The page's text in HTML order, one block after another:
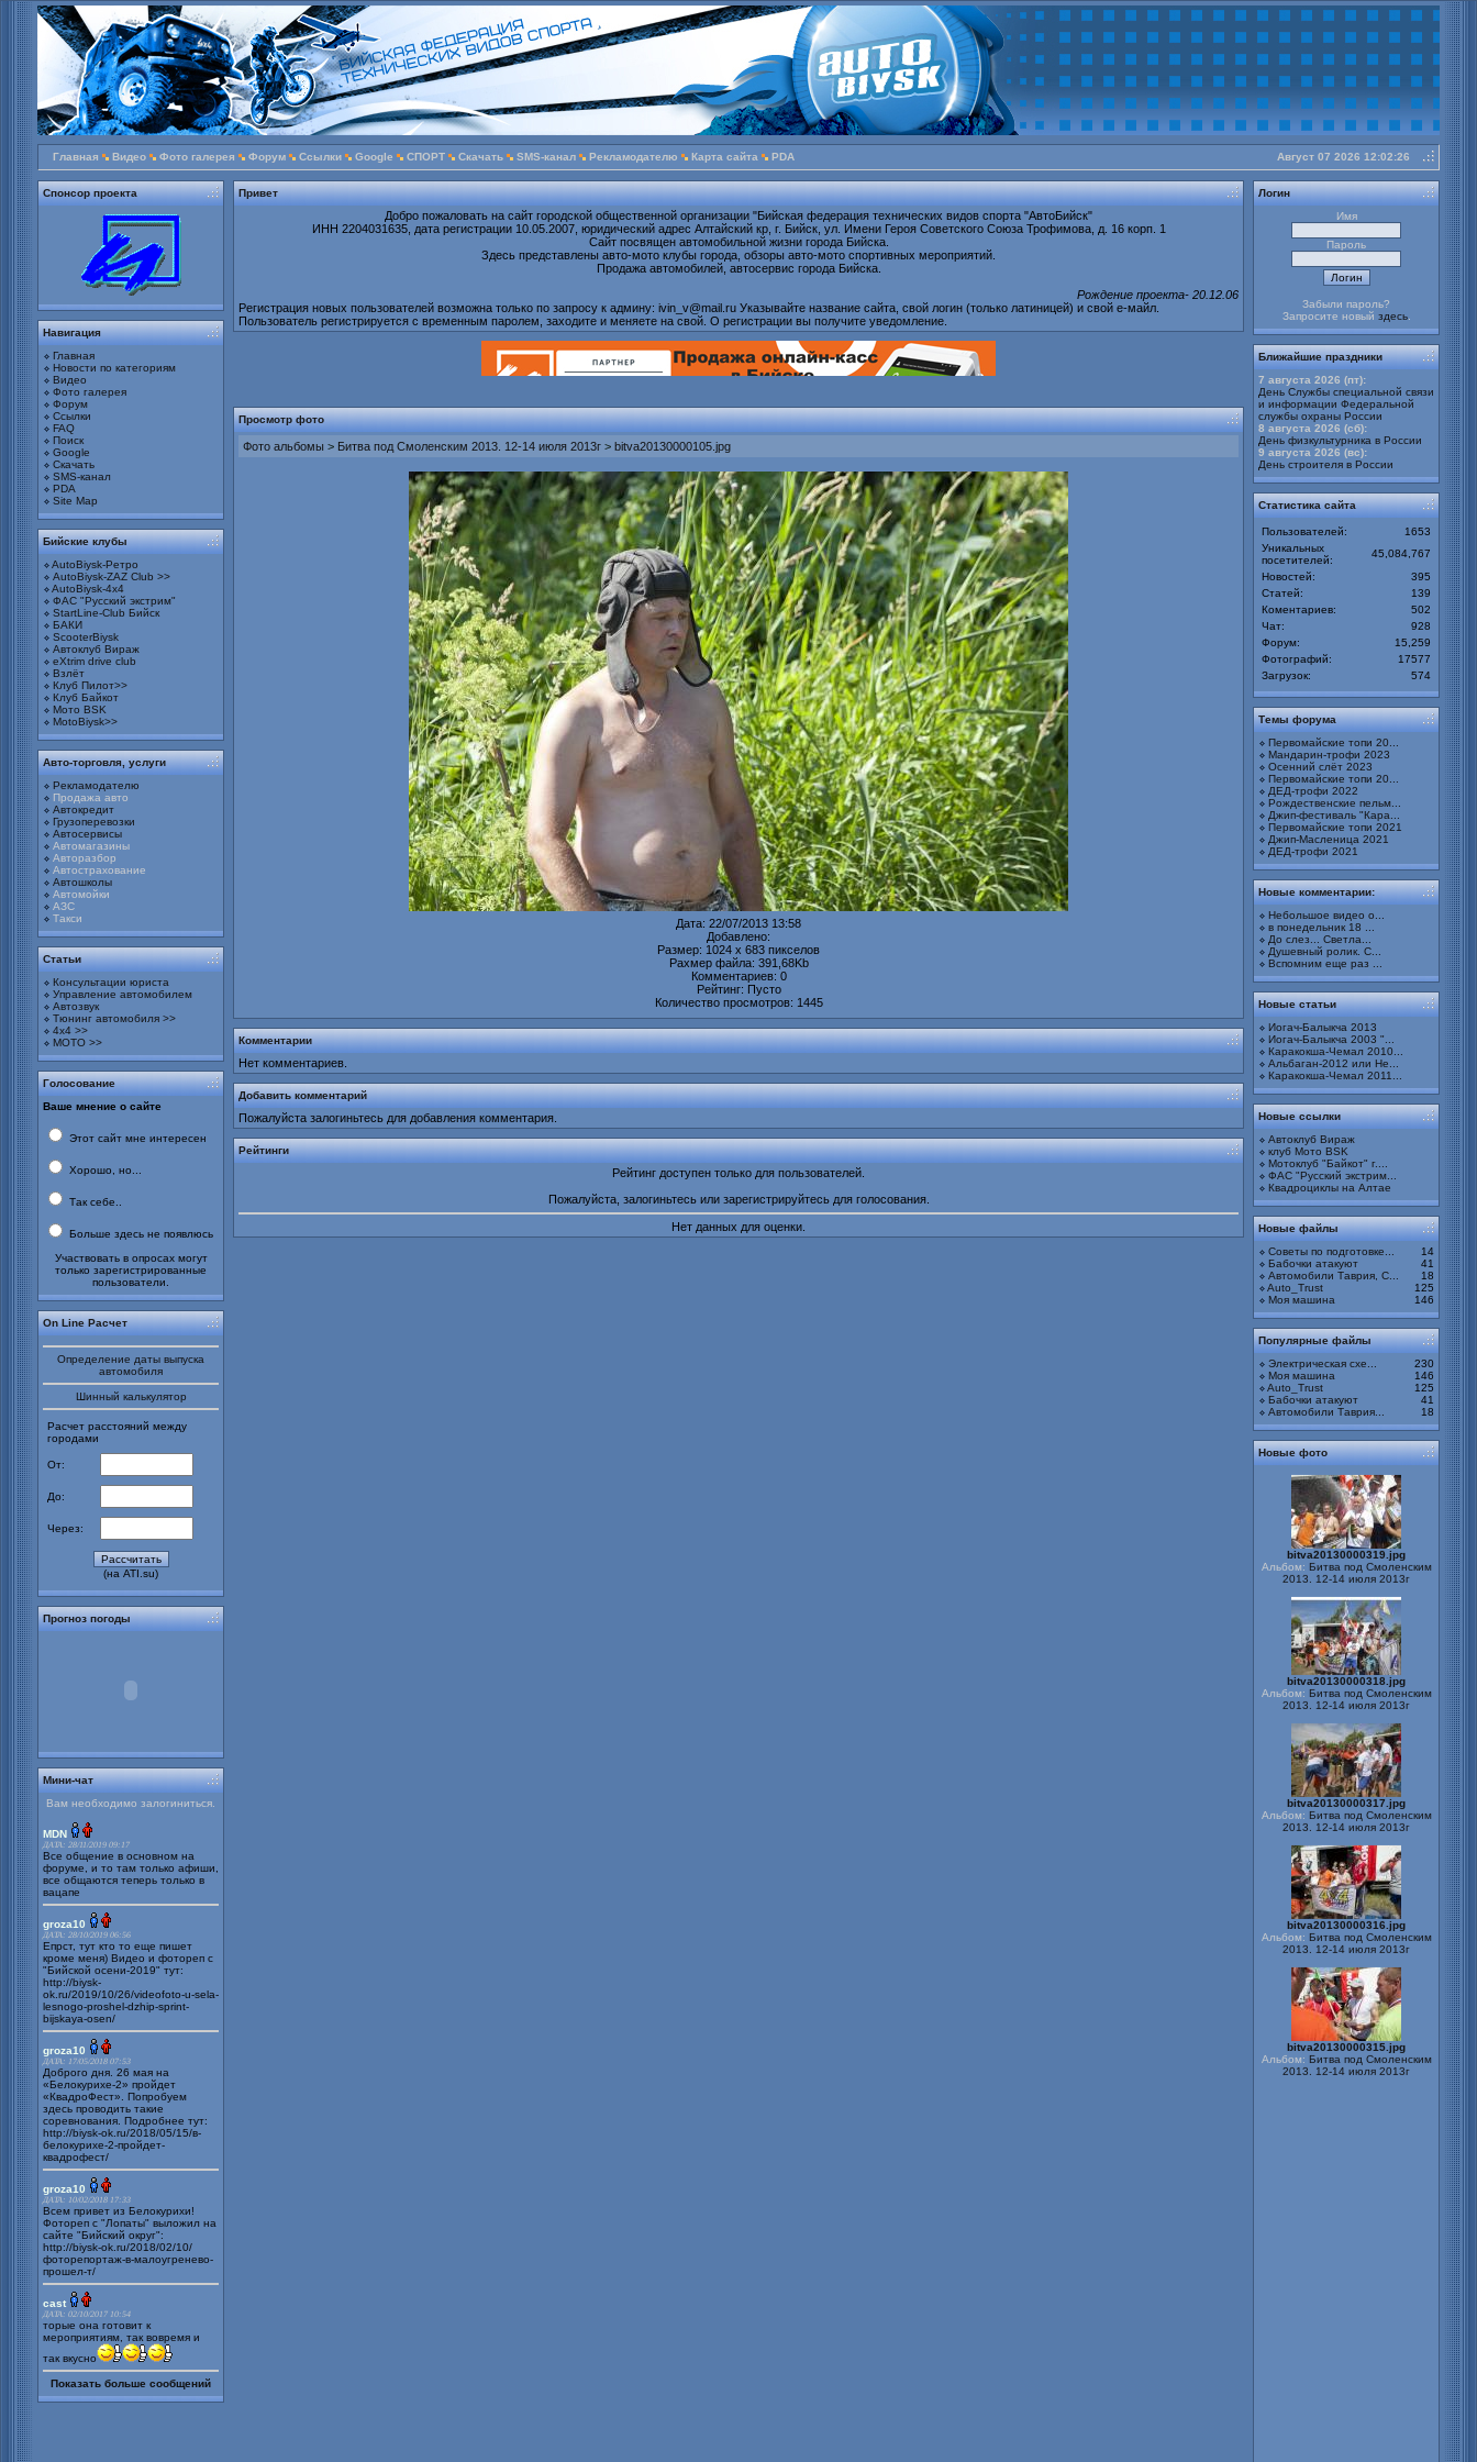
Главная Видео Фото галерея Форум Ссылки Google СПОРТ Скачать SMS-канал Рекламодателю Карта сайта PDA
Август 07 2026 12:02:26
buy
cheap
Спонсор проекта
Навигация
Главная
Новости по категориям
Видео
Фото галерея
Форум
Ссылки
FAQ
Поиск
Google
Скачать
SMS-канал
PDA
Site Map
Бийские клубы
AutoBiysk-Ретро
AutoBiysk-ZAZ Club >>
AutoBiysk-4x4
ФАС "Русский экстрим"
StartLine-Club Бийск
БАКИ
ScooterBiysk
Автоклуб Вираж
eXtrim drive club
Взлёт
Клуб Пилот>>
Клуб Байкот
Мото BSK
MotoBiysk>>
Авто-торговля, услуги
Рекламодателю
Продажа авто
Автокредит
Грузоперевозки
Автосервисы
Автомагазины
Авторазбор
Автострахование
Автошколы
Автомойки
АЗС
Такси
Статьи
Консультации юриста
Управление автомобилем
Автозвук
Тюнинг автомобиля >>
4х4 >>
МОТО >>
Голосование
Ваше мнение о сайте
Этот сайт мне интересен
Хорошо, но...
Так себе..
Больше здесь не появлюсь
Участвовать в опросах могут
только зарегистрированные
пользователи.
On Line Расчет
Определение даты выпуска
автомобиля
Шинный калькулятор
Расчет расстояний между
городами
От:
До:
Через:
(на ATI.su)
Прогноз погоды
Мини-чат
Вам необходимо залогиниться.
MDN
ДАТА: 28/11/2019 09:17
Все общение в основном на
форуме, и то там только афиши,
все общаются теперь только в
вацапе
groza10
ДАТА: 28/10/2019 06:56
Епрст, тут кто то еще пишет
кроме меня) Видео и фотореп с
"Бийской осени-2019" тут:
http://biysk-
ok.ru/2019/10/26/videofoto-u-sela-
lesnogo-proshel-dzhip-sprint-
bijskaya-osen/
groza10
ДАТА: 17/05/2018 07:53
Доброго дня. 26 мая на
«Белокурихе-2» пройдет
«КвадроФест». Попробуем
здесь проводить такие
соревнования. Подробнее тут:
http://biysk-ok.ru/2018/05/15/в-
белокурихе-2-пройдет-
квадрофест/
groza10
ДАТА: 10/02/2018 17:33
Всем привет из Белокурихи!
Фотореп с "Лопаты" выложил на
сайте "Бийский округ":
http://biysk-ok.ru/2018/02/10/
фоторепортаж-в-малоугренево-
прошел-т/
cast
ДАТА: 02/10/2017 10:54
торые она готовит к
мероприятиям, так вовремя и
так вкусно
Показать больше сообщений
Привет
Добро пожаловать на сайт городской общественной организации "Бийская федерация технических видов спорта "АвтоБийск"
ИНН 2204031635, дата регистрации 10.05.2007, юридический адрес Алтайский кр, г. Бийск, ул. Имени Героя Советского Союза Трофимова, д. 16 корп. 1
Сайт посвящен автомобильной жизни города Бийска.
Здесь представлены авто-мото клубы города, обзоры авто-мото спортивных мероприятий.
Продажа автомобилей, автосервис города Бийска.
Рождение проекта- 20.12.06
Регистрация новых пользователей возможна только по запросу к админу: ivin_v@mail.ru Указывайте название сайта, свой логин (только латиницей) и свой е-майл.
Пользователь регистрируется с временным паролем, заходите и меняете на свой. О регистрации вы получите уведомление.
Просмотр фото
Фото альбомы > Битва под Смоленским 2013. 12-14 июля 2013г > bitva20130000105.jpg
Дата: 22/07/2013 13:58
Добавлено:
Размер: 1024 x 683 пикселов
Рахмер файла: 391,68Kb
Комментариев: 0
Рейтинг: Пусто
Количество просмотров: 1445
Комментарии
Нет комментариев.
Добавить комментарий
Пожалуйста залогиньтесь для добавления комментария.
Рейтинги
Рейтинг доступен только для пользователей.
Пожалуйста, залогиньтесь или зарегистрируйтесь для голосования.
Нет данных для оценки.
Логин
Имя
Пароль
Забыли пароль?
Запросите новый здесь.
Ближайшие праздники
7 августа 2026 (пт):
День Службы специальной связи
и информации Федеральной
службы охраны России
8 августа 2026 (сб):
День физкультурника в России
9 августа 2026 (вс):
День строителя в России
Статистика сайта
Пользователей:
1653
Уникальных
посетителей:
45,084,767
Новостей:
395
Статей:
139
Коментариев:
502
Чат:
928
Форум:
15,259
Фотографий:
17577
Загрузок:
574
Темы форума
Первомайские топи 20...
Мандарин-трофи 2023
Осенний слёт 2023
Первомайские топи 20...
ДЕД-трофи 2022
Рождественские пельм...
Джип-фестиваль "Кара...
Первомайские топи 2021
Джип-Масленица 2021
ДЕД-трофи 2021
Новые комментарии:
Небольшое видео о...
в понедельник 18 ...
До слез... Светла...
Душевный ролик. С...
Вспомним еще раз ...
Новые статьи
Иогач-Балыкча 2013
Иогач-Балыкча 2003 "...
Каракокша-Чемал 2010...
Альбаган-2012 или Не...
Каракокша-Чемал 2011...
Новые ссылки
Автоклуб Вираж
клуб Мото BSK
Мотоклуб "Байкот" г....
ФАС "Русский экстрим...
Квадроциклы на Алтае
Новые файлы
Советы по подготовке...
14
Бабочки атакуют
41
Автомобили Таврия, С...
18
Auto_Trust
125
Моя машина
146
Популярные файлы
Электрическая схе...
230
Моя машина
146
Auto_Trust
125
Бабочки атакуют
41
Автомобили Таврия...
18
Новые фото
bitva20130000323.jpg
Альбом:Битва под Смоленским
2013. 12-14 июля 2013г
bitva20130000322.jpg
Альбом:Битва под Смоленским
2013. 12-14 июля 2013г
bitva20130000321.jpg
Альбом:Битва под Смоленским
2013. 12-14 июля 2013г
bitva20130000320.jpg
Альбом:Битва под Смоленским
2013. 12-14 июля 2013г
bitva20130000319.jpg
Альбом:Битва под Смоленским
2013. 12-14 июля 2013г
bitva20130000318.jpg
Альбом:Битва под Смоленским
2013. 12-14 июля 2013г
bitva20130000317.jpg
Альбом:Битва под Смоленским
2013. 12-14 июля 2013г
bitva20130000316.jpg
Альбом:Битва под Смоленским
2013. 12-14 июля 2013г
bitva20130000315.jpg
Альбом:Битва под Смоленским
2013. 12-14 июля 2013г